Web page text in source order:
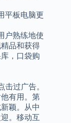
平板电脑更
户熟练地使
品和获得
，口袋购
击过广告。
有用。第
颖。从中
。移动互